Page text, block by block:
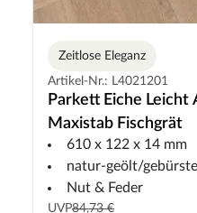
Zeitlose Eleganz
Artikel-Nr.: L4021201
Parkett Eiche Leicht
Maxistab Fischgrät
610 x 122 x 14 mm
natur-geölt/
Nut & Feder
UVP84,73 €